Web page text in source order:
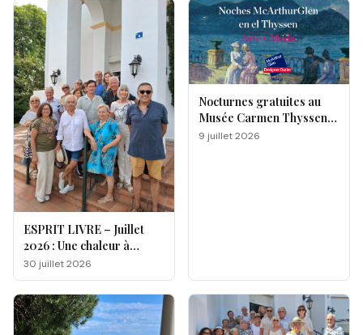
ESPRIT LIVRE – Juillet
2026 : Une chaleur à
double facette
30 juillet 2026
Nocturnes gratuites au
Musée Carmen Thyssen
de Málaga
9 juillet 2026